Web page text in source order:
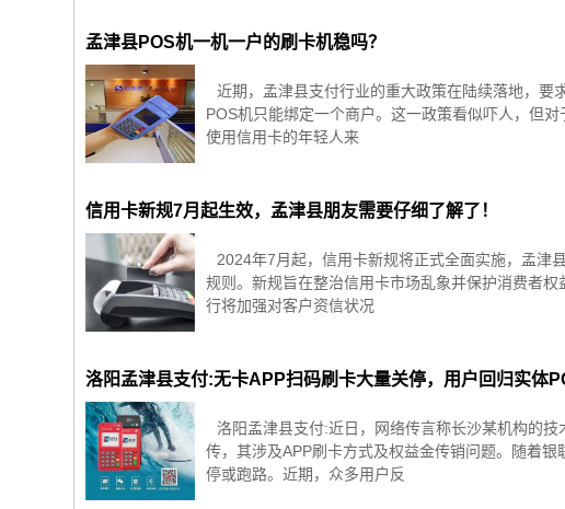
孟津县POS机一机一户的刷卡机稳吗？
近期，孟津县支付行业的重大政策在陆续落地，要
POS机只能绑定一个商户。这一政策看似吓人，但
使用信用卡的年轻人来
信用卡新规7月起生效，孟津县朋友需要仔细了解了！
2024年7月起，信用卡新规将正式全面实施，孟津
规则。新规旨在整治信用卡市场乱象并保护消费者
行将加强对客户资信状况
洛阳孟津县支付:无卡APP扫码刷卡大量关停，用户回归实体
洛阳孟津县支付:近日，网络传言称长沙某机构的
传，其涉及APP刷卡方式及权益金传销问题。随着
停或跑路。近期，众多用户反